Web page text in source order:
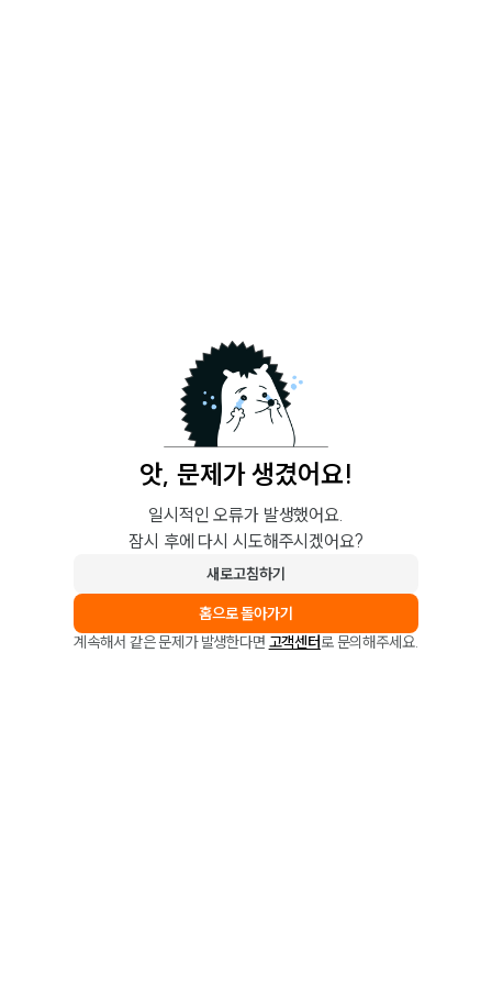
앗, 문제가 생겼어요!
일시적인 오류가 발생했어요.
잠시 후에 다시 시도해주시겠어요?
새로고침하기
홈으로 돌아가기
계속해서 같은 문제가 발생한다면 고객센터로 문의해주세요.